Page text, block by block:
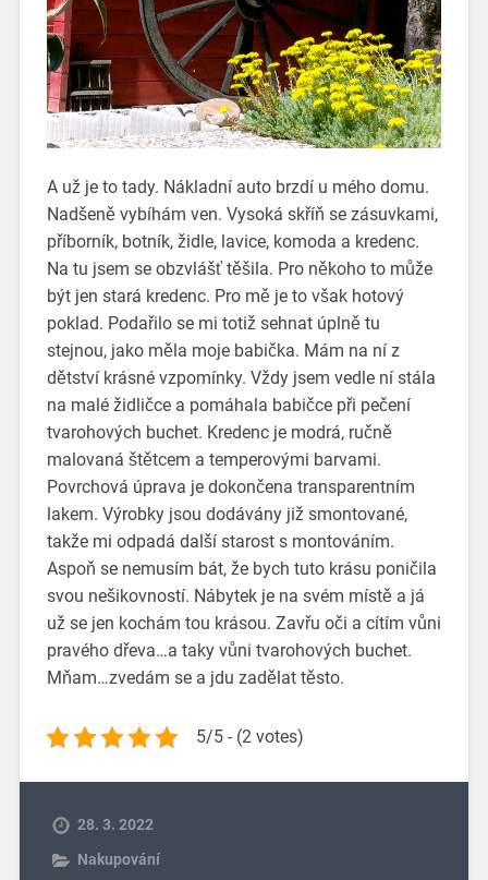
A už je to tady. Nákladní auto brzdí u mého domu.
Nadšeně vybíhám ven. Vysoká skříň se zásuvkami,
příborník, botník, židle, lavice, komoda a kredenc.
Na tu jsem se obzvlášť těšila. Pro někoho to může
být jen stará kredenc. Pro mě je to však hotový
poklad. Podařilo se mi totiž sehnat úplně tu
stejnou, jako měla moje babička. Mám na ní z
dětství krásné vzpomínky. Vždy jsem vedle ní stála
na malé židličce a pomáhala babičce při pečení
tvarohových buchet. Kredenc je modrá, ručně
malovaná štětcem a temperovými barvami.
Povrchová úprava je dokončena transparentním
lakem. Výrobky jsou dodávány již smontované,
takže mi odpadá další starost s montováním.
Aspoň se nemusím bát, že bych tuto krásu poničila
svou nešikovností. Nábytek je na svém místě a já
už se jen kochám tou krásou. Zavřu oči a cítím vůni
pravého dřeva…a taky vůni tvarohových buchet.
Mňam…zvedám se a jdu zadělat těsto.
5/5 - (2 votes)
28. 3. 2022
Nakupování